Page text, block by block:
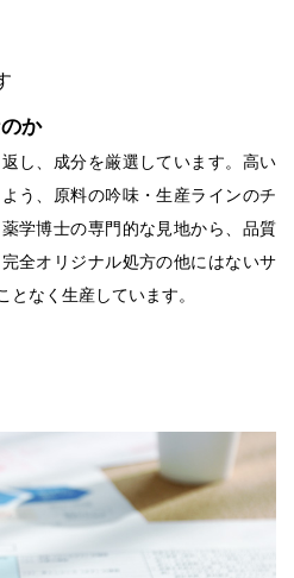
か
し、成分を厳選しています。高い
う、原料の吟味・生産ラインのチ
学博士の専門的な見地から、品質
全オリジナル処方の他にはないサ
となく生産しています。